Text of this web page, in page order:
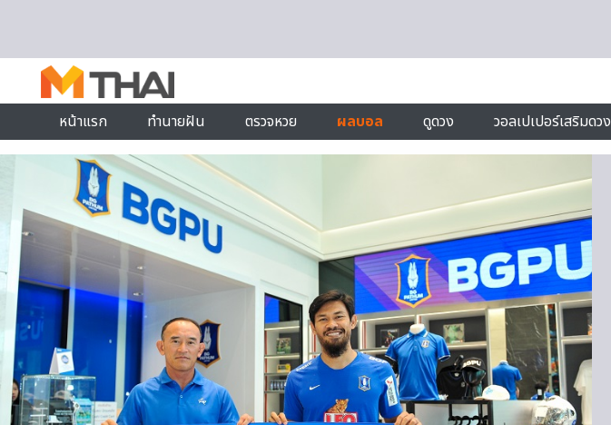
หน้าแรก
ทำนายฝัน ตรวจหวย ผลบอล ดูดวง วอลเปเปอร์เสริมดวง